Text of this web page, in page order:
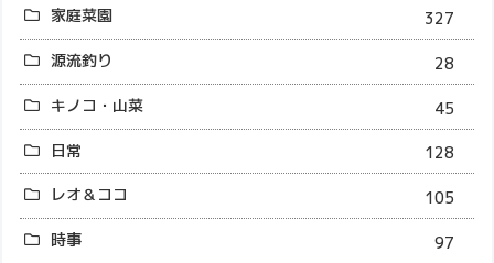
家庭菜園
327
源流釣り
28
キノコ・山菜
45
日常
128
レオ＆ココ
105
時事
97